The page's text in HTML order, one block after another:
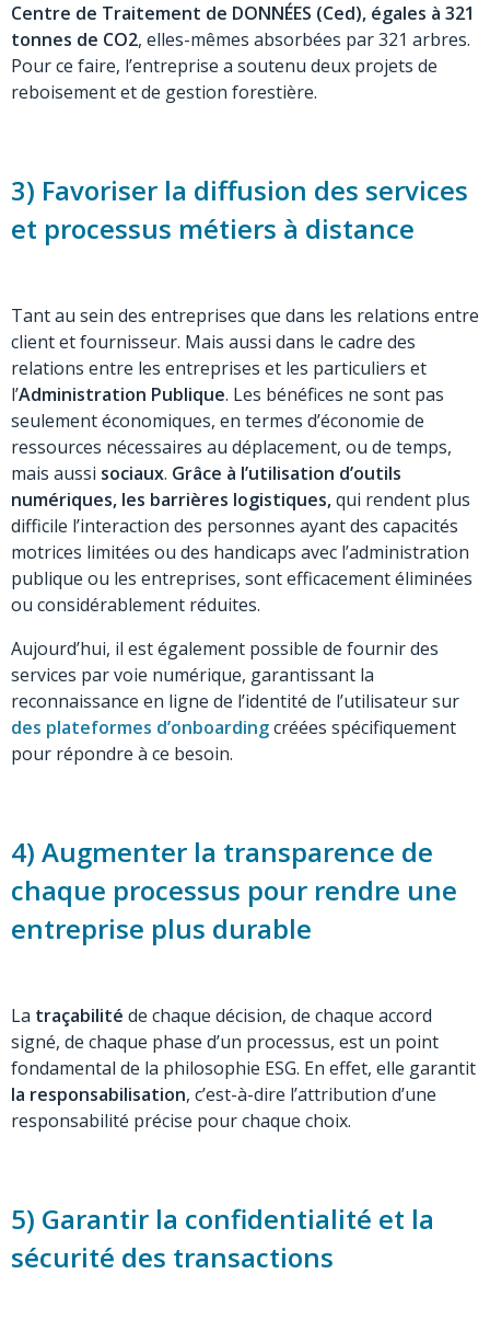
Centre de Traitement de DONNÉES (Ced), égales à 321
tonnes de CO2, elles-mêmes absorbées par 321 arbres.
Pour ce faire, l’entreprise a soutenu deux projets de
reboisement et de gestion forestière.
3) Favoriser la diffusion des services
et processus métiers à distance
Tant au sein des entreprises que dans les relations entre
client et fournisseur. Mais aussi dans le cadre des
relations entre les entreprises et les particuliers et
l’Administration Publique. Les bénéfices ne sont pas
seulement économiques, en termes d’économie de
ressources nécessaires au déplacement, ou de temps,
mais aussi sociaux. Grâce à l’utilisation d’outils
numériques, les barrières logistiques,qui rendent plus
difficile l’interaction des personnes ayant des capacités
motrices limitées ou des handicaps avec l’administration
publique ou les entreprises, sont efficacement éliminées
ou considérablement réduites.
Aujourd’hui, il est également possible de fournir des
services par voie numérique, garantissant la
reconnaissance en ligne de l’identité de l’utilisateur sur
des plateformes d’onboardingcréées spécifiquement
pour répondre à ce besoin.
4) Augmenter la transparence de
chaque processus pour rendre une
entreprise plus durable
La traçabilité de chaque décision, de chaque accord
signé, de chaque phase d’un processus, est un point
fondamental de la philosophie ESG. En effet, elle garantit
la responsabilisation, c’est-à-dire l’attribution d’une
responsabilité précise pour chaque choix.
5) Garantir la confidentialité et la
sécurité des transactions